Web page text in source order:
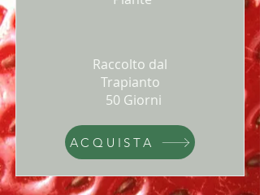
Raccolto dal
Trapianto
50 Giorni
ACQUISTA